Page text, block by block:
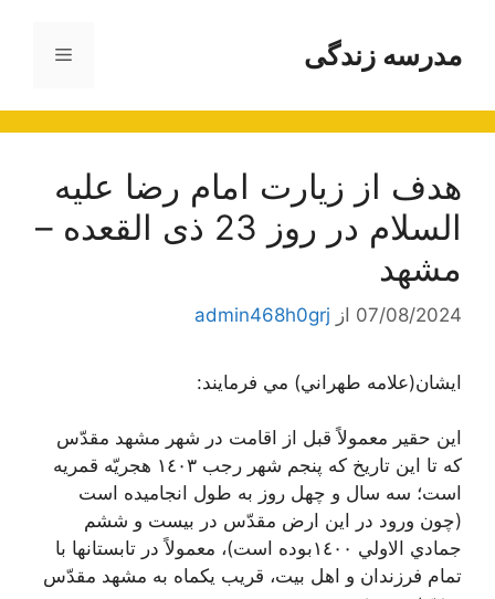
محتوامدرسه زندگی فهرست
هدف از زیارت امام رضا علیه
السلام در روز 23 ذی القعده –
مشهد
07/08/2024 از admin468h0grj
ايشان(علامه طهراني) مي فرمايند:
اين حقير معمولاً قبل از اقامت در شهر مشهد مقدّس
كه تا اين تاريخ كه پنجم شهر رجب ١٤٠٣ هجريّه قمريه
است؛ سه سال و چهل روز به طول انجاميده است
(چون ورود در اين ارض مقدّس در بيست و ششم
جمادي الاولي ١٤٠٠بوده است)، معمولاً در تابستانها با
تمام فرزندان و اهل بيت، قريب يكماه به مشهد مقدّس